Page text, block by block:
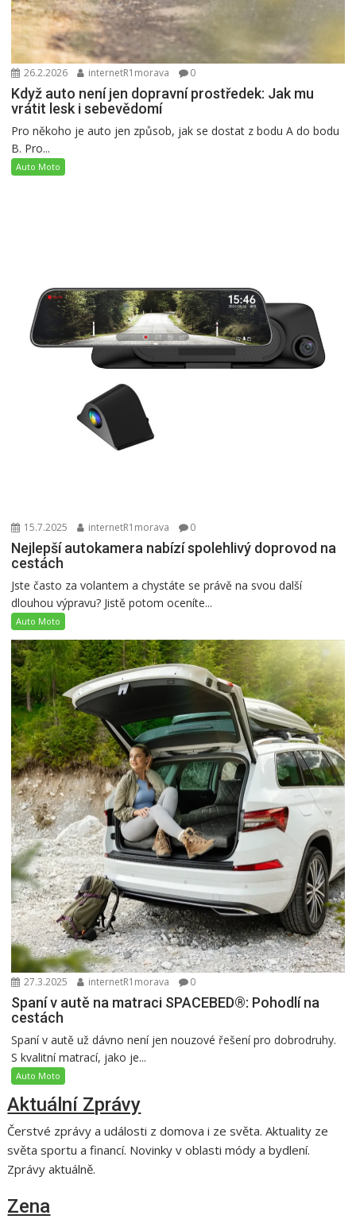
26.2.2026 internetR1morava 0
Když auto není jen dopravní prostředek: Jak mu
vrátit lesk i sebevědomí
Pro někoho je auto jen způsob, jak se dostat z bodu A do bodu
B. Pro...
Auto Moto
15.7.2025 internetR1morava 0
Nejlepší autokamera nabízí spolehlivý doprovod na
cestách
Jste často za volantem a chystáte se právě na svou další
dlouhou výpravu? Jistě potom oceníte...
Auto Moto
27.3.2025 internetR1morava 0
Spaní v autě na matraci SPACEBED®: Pohodlí na
cestách
Spaní v autě už dávno není jen nouzové řešení pro dobrodruhy.
S kvalitní matrací, jako je...
Auto Moto
Aktuální Zprávy
Čerstvé zprávy a události z domova i ze světa. Aktuality ze
světa sportu a financí. Novinky v oblasti módy a bydlení.
Zprávy aktuálně.
Zena